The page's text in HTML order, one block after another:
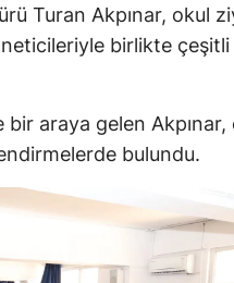
Turan Akpınar, okul
birlikte
araya gelen
bulundu.